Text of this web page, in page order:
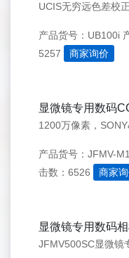
UCIS无穷远色差校
产品货号：UB100i
5257
商家询价
显微镜专用数码
产品货号：JFMV-
击数：6526
商家
显微镜专用数码相